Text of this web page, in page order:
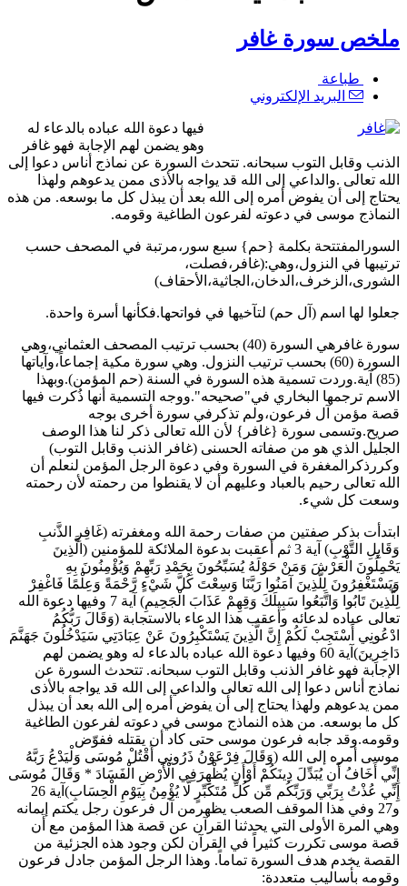
ملخص سورة غافر
طباعة
البريد الإلكتروني
فيها دعوة الله عباده بالدعاء له
وهو يضمن لهم الإجابة فهو غافر
الذنب وقابل التوب سبحانه. تتحدث السورة عن نماذج أناس دعوا إلى
الله تعالى .والداعي إلى الله قد يواجه بالأذى ممن يدعوهم ولهذا
يحتاج إلى أن يفوض أمره إلى الله بعد أن يبذل كل ما بوسعه. من هذه
النماذج موسى في دعوته لفرعون الطاغية وقومه.
السورالمفتتحة بكلمة {حم} سبع سور،مرتبة في المصحف حسب
ترتيبها في النزول،وهي:(غافر،فصلت،
الشورى،الزخرف،الدخان،الجاثية،الأحقاف)
جعلوا لها اسم (آل حم) لتآخيها في فواتحها.فكأنها أسرة واحدة.
سورة غافرهي السورة (40) بحسب ترتيب المصحف العثماني،وهي
السورة (60) بحسب ترتيب النزول. وهي سورة مكية إجماعاً،وآياتها
(85) آية.وردت تسمية هذه السورة في السنة (حم المؤمن).وبهذا
الاسم ترجمها البخاري في"صحيحه".ووجه التسمية أنها ذُكرت فيها
قصة مؤمن آل فرعون،ولم تذكرفي سورة أخرى بوجه
صريح.وتسمى سورة {غافر} لأن الله تعالى ذكر لنا هذا الوصف
الجليل الذي هو من صفاته الحسنى (غافر الذنب وقابل التوب)
وكررذكرالمغفرة في السورة وفي دعوة الرجل المؤمن لنعلم أن
الله تعالى رحيم بالعباد وعليهم أن لا يقنطوا من رحمته لأن رحمته
وسعت كل شيء.
ابتدأت بذكر صفتين من صفات رحمة الله ومغفرته (غَافِرِ الذَّنبِ
وَقَابِلِ التَّوْبِ) آية 3 ثم أعقبت بدعوة الملائكة للمؤمنين (الَّذِينَ
يَحْمِلُونَ الْعَرْشَ وَمَنْ حَوْلَهُ يُسَبِّحُونَ بِحَمْدِ رَبِّهِمْ وَيُؤْمِنُونَ بِهِ
وَيَسْتَغْفِرُونَ لِلَّذِينَ آمَنُوا رَبَّنَا وَسِعْتَ كُلَّ شَيْءٍ رَّحْمَةً وَعِلْمًا فَاغْفِرْ
لِلَّذِينَ تَابُوا وَاتَّبَعُوا سَبِيلَكَ وَقِهِمْ عَذَابَ الْجَحِيمِ) آية 7 وفيها دعوة الله
تعالى عباده لدعائه وأعقب هذا الدعاء بالاستجابة (وَقَالَ رَبُّكُمُ
ادْعُونِي أَسْتَجِبْ لَكُمْ إِنَّ الَّذِينَ يَسْتَكْبِرُونَ عَنْ عِبَادَتِي سَيَدْخُلُونَ جَهَنَّمَ
دَاخِرِينَ)آية 60 وفيها دعوة الله عباده بالدعاء له وهو يضمن لهم
الإجابة فهو غافر الذنب وقابل التوب سبحانه. تتحدث السورة عن
نماذج أناس دعوا إلى الله تعالى والداعي إلى الله قد يواجه بالأذى
ممن يدعوهم ولهذا يحتاج إلى أن يفوض أمره إلى الله بعد أن يبذل
كل ما بوسعه. من هذه النماذج موسى في دعوته لفرعون الطاغية
وقومه.وقد جابه فرعون موسى حتى كاد أن يقتله ففوّض
موسى أمره إلى الله (وَقَالَ فِرْعَوْنُ ذَرُونِي أَقْتُلْ مُوسَى وَلْيَدْعُ رَبَّهُ
إِنِّي أَخَافُ أَن يُبَدِّلَ دِينَكُمْ أَوْأَن يُظْهِرَفِي الْأَرْضِ الْفَسَادَ * وَقَالَ مُوسَى
إِنِّي عُذْتُ بِرَبِّي وَرَبِّكُم مِّن كُلِّ مُتَكَبِّرٍ لَّا يُؤْمِنُ بِيَوْمِ الْحِسَابِ)آية 26
و27 وفي هذا الموقف الصعب يظهرمن آل فرعون رجل يكتم إيمانه
وهي المرة الأولى التي يحدثنا القرآن عن قصة هذا المؤمن مع أن
قصة موسى تكررت كثيراً في القرآن لكن وجود هذه الجزئية من
القصة يخدم هدف السورة تماماً. وهذا الرجل المؤمن جادل فرعون
وقومه بأساليب متعددة: